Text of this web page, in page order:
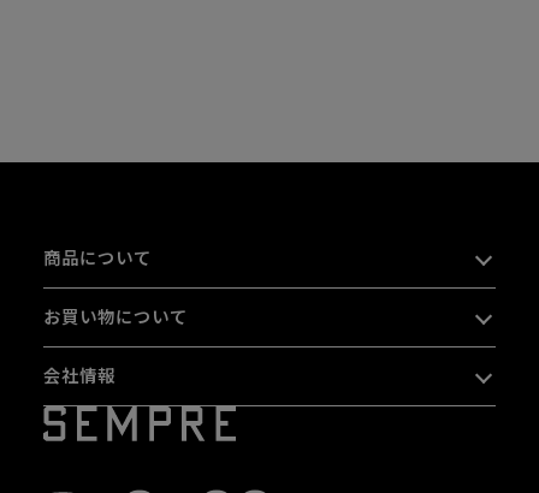
商品について
お買い物について
会社情報